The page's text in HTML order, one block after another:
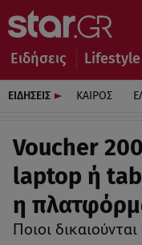
Ειδήσεις Lifestyle
ΕΙΔΗΣΕΙΣ ΚΑΙΡΟΣ
Voucher
laptop ή
η
Ποιοι